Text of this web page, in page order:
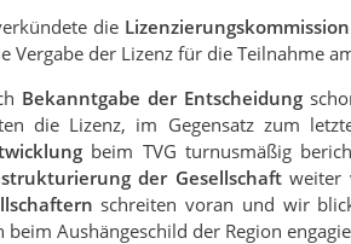
die
Vergabe der Lizenz für die Teilnahme
Bekanntgabe der Entscheidung
die Lizenz, im Gegensatz zum
beim TVG turnusmäßig
der Gesellschaftweiter
schreiten voran und wir
beim Aushängeschild der Region